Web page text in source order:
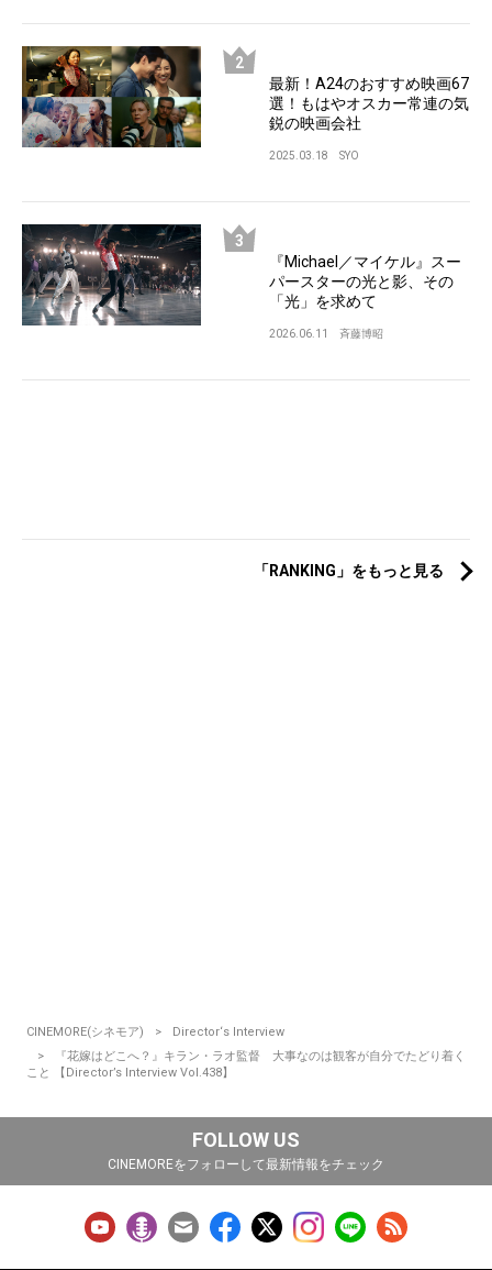
最新！A24のおすすめ映画67
選！もはやオスカー常連の気
鋭の映画会社
2025.03.18 SYO
『Michael／マイケル』スー
パースターの光と影、その
「光」を求めて
2026.06.11 斉藤博昭
「RANKING」をもっと見る
CINEMORE(シネモア)
Director‘s Interview
『花嫁はどこへ？』キラン・ラオ監督 大事なのは観客が自分でたどり着く
こと 【Director’s Interview Vol.438】
FOLLOW US
CINEMOREをフォローして最新情報をチェック